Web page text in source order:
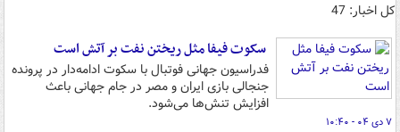
کل اخبار: 47
سکوت فیفا مثل ریختن نفت بر آتش است
فدراسیون جهانی فوتبال با سکوت ادامه‌دار در پرونده
جنجالی بازی ایران و مصر در جام جهانی باعث
افزایش تنش‌ها می‌شود.
۷ دی ۰۴ - ۱۰:۴۰